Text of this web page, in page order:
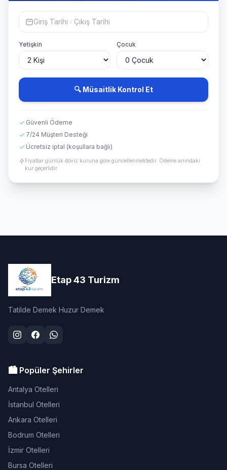
Giriş Tarihi Çıkış Tarihi
Yetişkin Çocuk
🔍 Müsaitlik Kontrol Et
Güvenli Ödeme
7/24 Müşteri Desteği
Ücretsiz iptal (koşullara bağlı)
Fiyatlar günlük döviz kuruna göre güncellenmektedir. Ödeme anındaki
kur geçerlidir.
Etap 43 Turizm
Tatilde Demek Huzur Demek
🏙️ Popüler Şehirler
Antalya Otelleri
İstanbul Otelleri
Ankara Otelleri
Bodrum Otelleri
İzmir Otelleri
Bursa Otelleri